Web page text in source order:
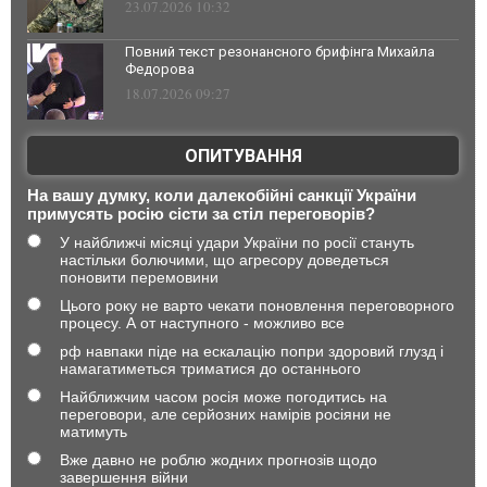
23.07.2026 10:32
Повний текст резонансного брифінга Михайла
Федорова
18.07.2026 09:27
ОПИТУВАННЯ
На вашу думку, коли далекобійні санкції України
примусять росію сісти за стіл переговорів?
У найближчі місяці удари України по росії стануть
настільки болючими, що агресору доведеться
поновити перемовини
Цього року не варто чекати поновлення переговорного
процесу. А от наступного - можливо все
рф навпаки піде на ескалацію попри здоровий глузд і
намагатиметься триматися до останнього
Найближчим часом росія може погодитись на
переговори, але серйозних намірів росіяни не
матимуть
Вже давно не роблю жодних прогнозів щодо
завершення війни